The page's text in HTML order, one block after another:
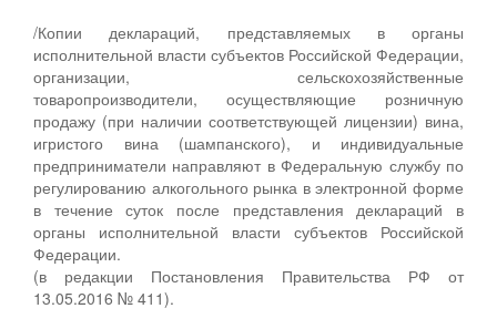
/Копии деклараций, представляемых в органы
исполнительной власти субъектов Российской Федерации,
организации, сельскохозяйственные
товаропроизводители, осуществляющие розничную
продажу (при наличии соответствующей лицензии) вина,
игристого вина (шампанского), и индивидуальные
предприниматели направляют в Федеральную службу по
регулированию алкогольного рынка в электронной форме
в течение суток после представления деклараций в
органы исполнительной власти субъектов Российской
Федерации.
(в редакции Постановления Правительства РФ от
13.05.2016 № 411).